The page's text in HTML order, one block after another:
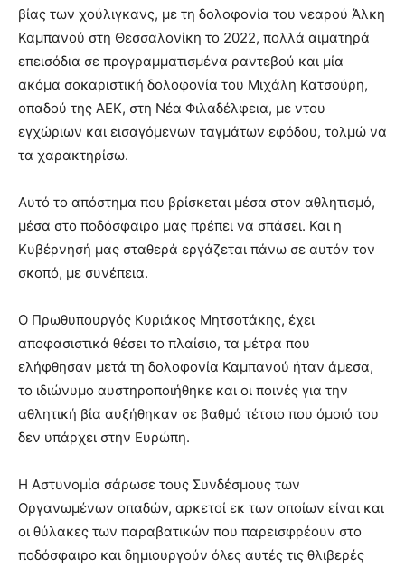
βίας των χούλιγκανς, με τη δολοφονία του νεαρού Άλκη
Καμπανού στη Θεσσαλονίκη το 2022, πολλά αιματηρά
επεισόδια σε προγραμματισμένα ραντεβού και μία
ακόμα σοκαριστική δολοφονία του Μιχάλη Κατσούρη,
οπαδού της ΑΕΚ, στη Νέα Φιλαδέλφεια, με ντου
εγχώριων και εισαγόμενων ταγμάτων εφόδου, τολμώ να
τα χαρακτηρίσω.
Αυτό το απόστημα που βρίσκεται μέσα στον αθλητισμό,
μέσα στο ποδόσφαιρο μας πρέπει να σπάσει. Και η
Κυβέρνησή μας σταθερά εργάζεται πάνω σε αυτόν τον
σκοπό, με συνέπεια.
Ο Πρωθυπουργός Κυριάκος Μητσοτάκης, έχει
αποφασιστικά θέσει το πλαίσιο, τα μέτρα που
ελήφθησαν μετά τη δολοφονία Καμπανού ήταν άμεσα,
το ιδιώνυμο αυστηροποιήθηκε και οι ποινές για την
αθλητική βία αυξήθηκαν σε βαθμό τέτοιο που όμοιό του
δεν υπάρχει στην Ευρώπη.
Η Αστυνομία σάρωσε τους Συνδέσμους των
Οργανωμένων οπαδών, αρκετοί εκ των οποίων είναι και
οι θύλακες των παραβατικών που παρεισφρέουν στο
ποδόσφαιρο και δημιουργούν όλες αυτές τις θλιβερές